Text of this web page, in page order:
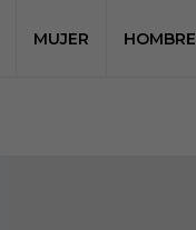
MUJER HOMBRE